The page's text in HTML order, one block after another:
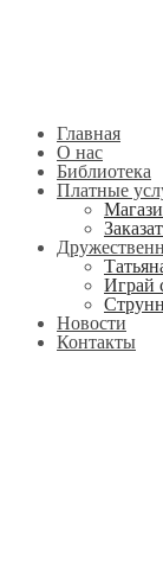
Главная
О нас
Библиотека
Платные
Играй
Новости
Контакты